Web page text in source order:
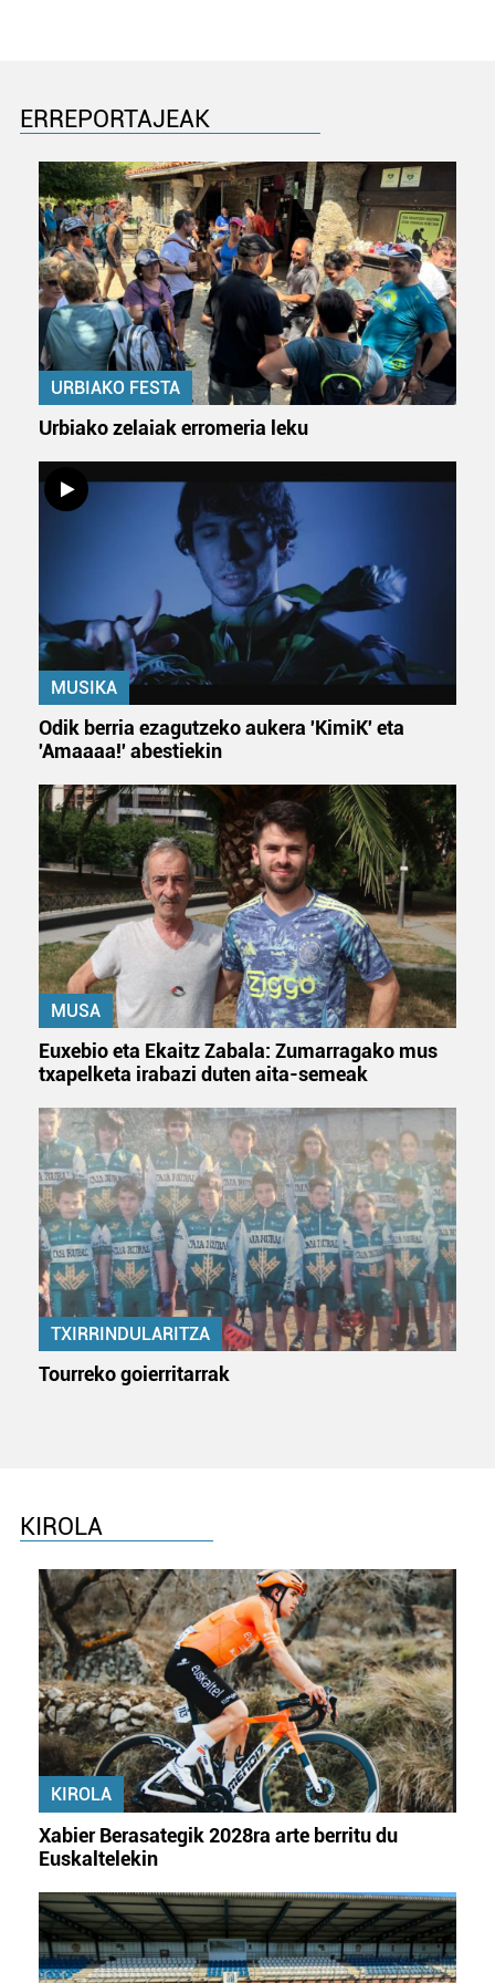
Webgune honek cookie propioak eta hirugarrenen cookie-
zerbitzuak hobetzeko asmoz, cookie teknologiaz
baliatzen gara. Ohar hau onartuz gero, teknologia hori
erabiltzeko baimen esplizitua ematen diguzu.Gehiago
irakurri
ERREPORTAJEAK
URBIAKO FESTA
Urbiako zelaiak erromeria leku
MUSIKA
Odik berria ezagutzeko aukera 'KimiK' eta
'Amaaaa!' abestiekin
MUSA
Euxebio eta Ekaitz Zabala: Zumarragako mus
txapelketa irabazi duten aita-semeak
TXIRRINDULARITZA
Tourreko goierritarrak
KIROLA
KIROLA
Xabier Berasategik 2028ra arte berritu du
Euskaltelekin